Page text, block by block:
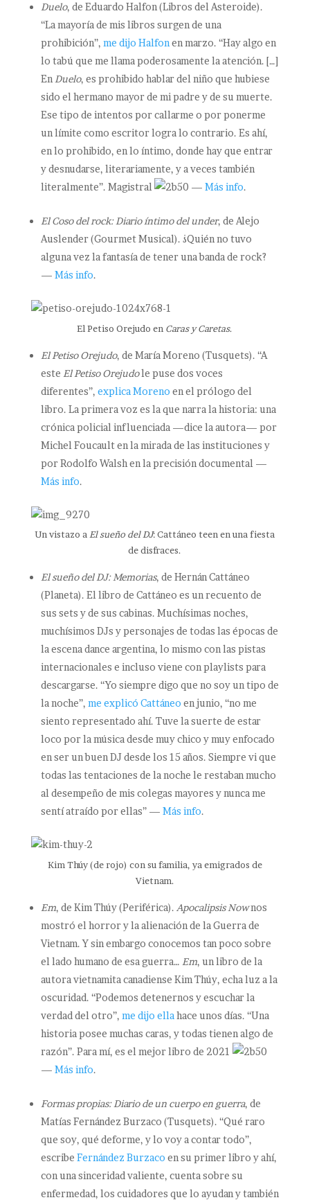
Duelo, de Eduardo Halfon (Libros del Asteroide).
“La mayoría de mis libros surgen de una
prohibición”, me dijo Halfon en marzo. “Hay algo en
lo tabú que me llama poderosamente la atención. […]
En Duelo, es prohibido hablar del niño que hubiese
sido el hermano mayor de mi padre y de su muerte.
Ese tipo de intentos por callarme o por ponerme
un límite como escritor logra lo contrario. Es ahí,
en lo prohibido, en lo íntimo, donde hay que entrar
y desnudarse, literariamente, y a veces también
literalmente”. Magistral
— Más info.
El Coso del rock: Diario íntimo del under, de Alejo
Auslender (Gourmet Musical). ¿Quién no tuvo
alguna vez la fantasía de tener una banda de rock?
— Más info.
El Petiso Orejudo en Caras y Caretas.
El Petiso Orejudo, de María Moreno (Tusquets). “A
este El Petiso Orejudole puse dos voces
diferentes”, explica Moreno en el prólogo del
libro. La primera voz es la que narra la historia: una
crónica policial influenciada —dice la autora— por
Michel Foucault en la mirada de las instituciones y
por Rodolfo Walsh en la precisión documental —
Más info.
Un vistazo a El sueño del DJ: Cattáneo teen en una fiesta
de disfraces.
El sueño del DJ: Memorias, de Hernán Cattáneo
(Planeta). El libro de Cattáneo es un recuento de
sus sets y de sus cabinas. Muchísimas noches,
muchísimos DJs y personajes de todas las épocas de
la escena dance argentina, lo mismo con las pistas
internacionales e incluso viene con playlists para
descargarse. “Yo siempre digo que no soy un tipo de
la noche”, me explicó Cattáneo en junio, “no me
siento representado ahí. Tuve la suerte de estar
loco por la música desde muy chico y muy enfocado
en ser un buen DJ desde los 15 años. Siempre vi que
todas las tentaciones de la noche le restaban mucho
al desempeño de mis colegas mayores y nunca me
sentí atraído por ellas” — Más info.
Kim Thúy (de rojo) con su familia, ya emigrados de
Vietnam.
Em, de Kim Thúy (Periférica). Apocalipsis Nownos
mostró el horror y la alienación de la Guerra de
Vietnam. Y sin embargo conocemos tan poco sobre
el lado humano de esa guerra… Em, un libro de la
autora vietnamita canadiense Kim Thúy, echa luz a la
oscuridad. “Podemos detenernos y escuchar la
verdad del otro”, me dijo ella hace unos días. “Una
historia posee muchas caras, y todas tienen algo de
razón”. Para mí, es el mejor libro de 2021
— Más info.
Formas propias: Diario de un cuerpo en guerra, de
Matías Fernández Burzaco (Tusquets). “Qué raro
que soy, qué deforme, y lo voy a contar todo”,
escribe Fernández Burzaco en su primer libro y ahí,
con una sinceridad valiente, cuenta sobre su
enfermedad, los cuidadores que lo ayudan y también